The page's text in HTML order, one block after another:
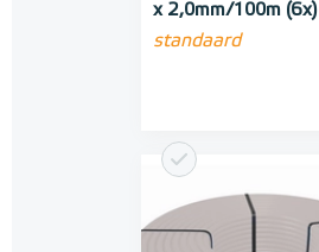
x 2,0mm/100m (6x)
standaard